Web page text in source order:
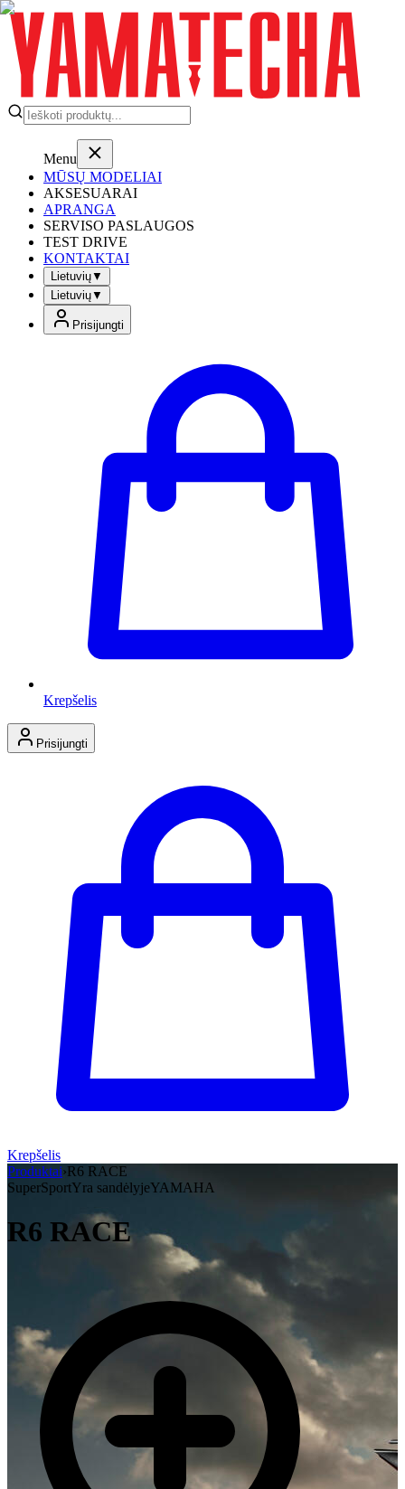
Menu
MŪSŲ MODELIAI
AKSESUARAI
APRANGA
SERVISO PASLAUGOS
TEST DRIVE
KONTAKTAI
Lietuvių▼
Lietuvių▼
Prisijungti
Krepšelis
Prisijungti
Krepšelis
Produktai›R6 RACE
SuperSportYra sandėlyjeYAMAHA
R6 RACE